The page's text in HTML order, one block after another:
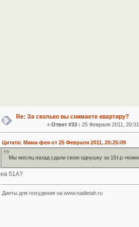
Re: За сколько вы снимаете квартиру?
«Ответ #33 : 25 Февраля 2011,
Цитата: Мама-фея от 25 Февраля 2011, 20:25:09
Мы месяц назад сдали свою однушку за
на 51А?
Диеты для похудения на www.nadietah.ru